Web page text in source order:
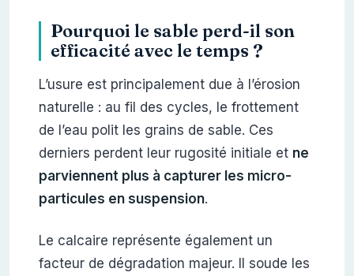
Pourquoi le sable perd-il son
efficacité avec le temps ?
L’usure est principalement due à l’érosion
naturelle : au fil des cycles, le frottement
de l’eau polit les grains de sable. Ces
derniers perdent leur rugosité initiale et ne
parviennent plus à capturer les micro-
particules en suspension.
Le calcaire représente également un
facteur de dégradation majeur. Il soude les